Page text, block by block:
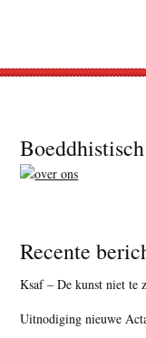
Footer
Recente
Ksaf – De kunst niet te
Uitnodiging nieuwe